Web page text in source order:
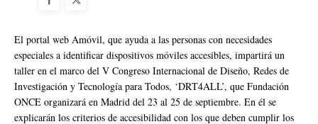
El portal web Amóvil, que ayuda a las personas con necesidades
especiales a identificar dispositivos móviles accesibles, impartirá un
taller en el marco del V Congreso Internacional de Diseño, Redes de
Investigación y Tecnología para Todos, ‘DRT4ALL’, que Fundación
ONCE organizará en Madrid del 23 al 25 de septiembre. En él se
explicarán los criterios de accesibilidad con los que deben cumplir los